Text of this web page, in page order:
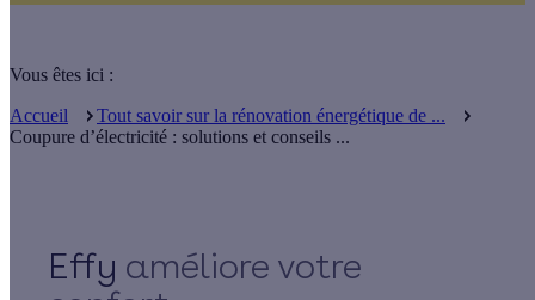
Vous êtes ici :
Accueil
Tout savoir sur la rénovation énergétique de ...
Coupure d’électricité : solutions et conseils ...
Effy